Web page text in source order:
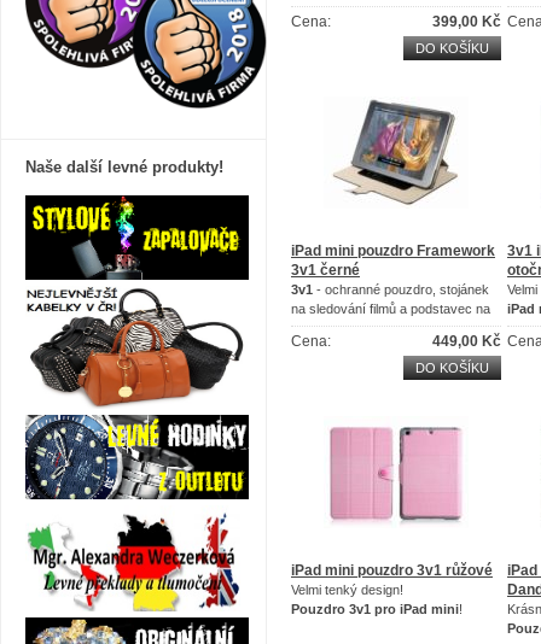
iPad mini!
399,00 Kč
Cena:
DO KOŠÍKU
iPad mini pouzdro Framework
3v1 černé
3v1 - ochranné pouzdro, stojánek
na sledování filmů a podstavec na
psaní
449,00 Kč
Cena:
DO KOŠÍKU
3v1
iPad
díky
iPad mini pouzdro 3v1 růžové
Velmi tenký design!
Pouzdro 3v1 pro iPad mini!
iPad
P
Naše další levné produkty!